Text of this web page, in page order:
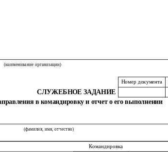
(наименование организации)
Номер документа
СЛУЖЕБНОЕ ЗАДАНИЕ
в командировку и отчет о его выполнении
(фамилия, имя, отчество)
Командировка